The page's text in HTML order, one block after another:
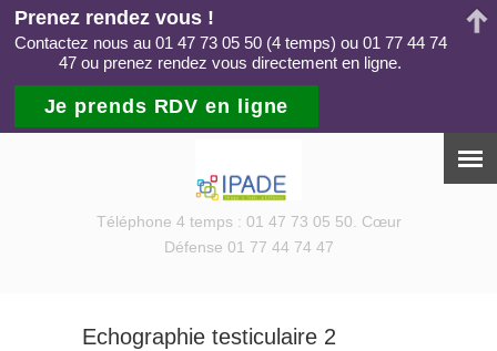
Téléphone 4 temps : 01 47 73 05 50. Cœur
Défense 01 77 44 74 47
Echographie testiculaire 2
Prenez rendez vous !
Contactez nous au 01 47 73 05 50 (4 temps) ou 01 77 44 74
47 ou prenez rendez vous directement en ligne.
Je prends RDV en ligne